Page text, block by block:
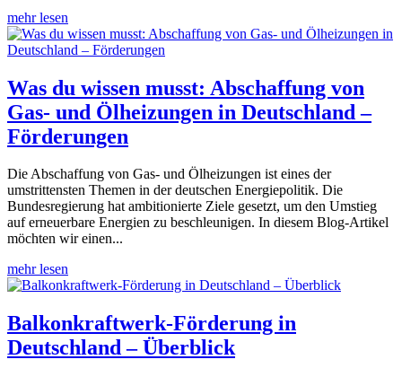
mehr lesen
Was du wissen musst: Abschaffung von
Gas- und Ölheizungen in Deutschland –
Förderungen
Die Abschaffung von Gas- und Ölheizungen ist eines der
umstrittensten Themen in der deutschen Energiepolitik. Die
Bundesregierung hat ambitionierte Ziele gesetzt, um den Umstieg
auf erneuerbare Energien zu beschleunigen. In diesem Blog-Artikel
möchten wir einen...
mehr lesen
Balkonkraftwerk-Förderung in
Deutschland – Überblick